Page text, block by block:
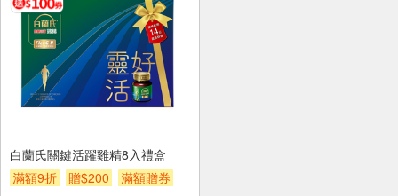
白蘭氏關鍵活躍雞精8入禮盒
滿額9折
贈$200 滿額贈券